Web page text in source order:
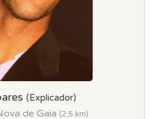
(Explicador)
de Gaia (2.5 km)